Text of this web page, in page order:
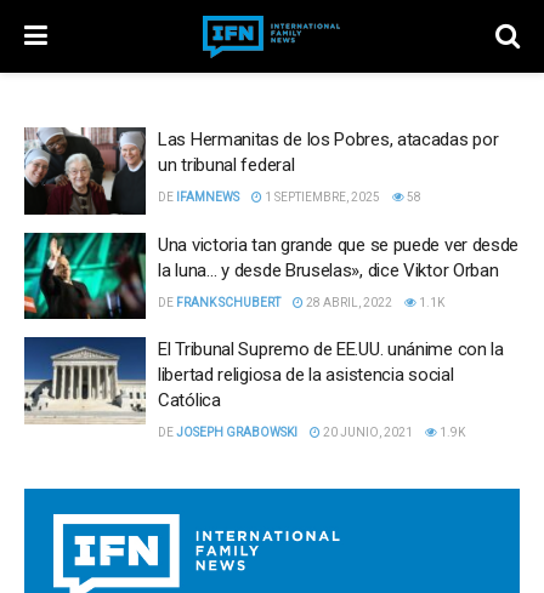
Las Hermanitas de los Pobres, atacadas por
un tribunal federal
DE IFAMNEWS 1 SEPTIEMBRE, 2025 58
Una victoria tan grande que se puede ver desde
la luna… y desde Bruselas», dice Viktor Orban
DE FRANK SCHUBERT 28 ABRIL, 2022 1.1K
El Tribunal Supremo de EE.UU. unánime con la
libertad religiosa de la asistencia social
Católica
DEJOSEPH GRABOWSKI 20 JUNIO, 2021 1.9K